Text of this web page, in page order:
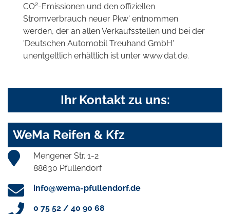
CO2-Emissionen und den offiziellen
Stromverbrauch neuer Pkw' entnommen
werden, der an allen Verkaufsstellen und bei der
'Deutschen Automobil Treuhand GmbH'
unentgeltlich erhältlich ist unter www.dat.de.
Ihr Kontakt zu uns:
WeMa Reifen & Kfz
Mengener Str. 1-2
88630 Pfullendorf
info@wema-pfullendorf.de
0 75 52 / 40 90 68